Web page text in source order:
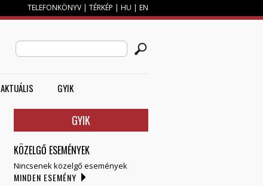
TELEFONKÖNYV | TÉRKÉP | HU | EN
KERESÉS ŰRLAP
AKTUÁLIS GYIK
GYIK
KÖZELGŐ ESEMÉNYEK
Nincsenek közelgő események
MINDEN ESEMÉNY